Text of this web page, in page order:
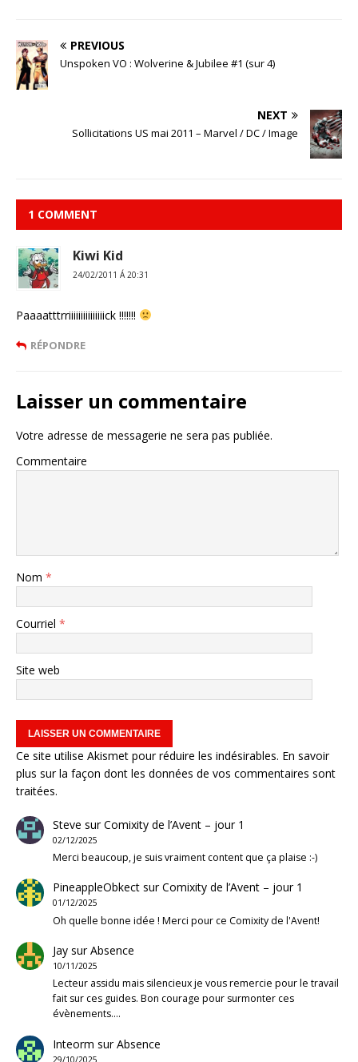
PREVIOUS
Unspoken VO : Wolverine & Jubilee #1 (sur 4)
NEXT
Sollicitations US mai 2011 – Marvel / DC / Image
1 COMMENT
Kiwi Kid
24/02/2011 Á 20:31
Paaaatttrriiiiiiiiiiiiiiick !!!!!!!
RÉPONDRE
Laisser un commentaire
Votre adresse de messagerie ne sera pas publiée.
Commentaire
Nom *
Courriel *
Site web
Ce site utilise Akismet pour réduire les indésirables. En savoir
plus sur la façon dont les données de vos commentaires sont
traitées.
Steve surComixity de l’Avent – jour 1
02/12/2025
Merci beaucoup, je suis vraiment content que ça plaise :-)
PineappleObkectsurComixity de l’Avent – jour 1
01/12/2025
Oh quelle bonne idée ! Merci pour ce Comixity de l'Avent!
JaysurAbsence
10/11/2025
Lecteur assidu mais silencieux je vous remercie pour le travail
fait sur ces guides. Bon courage pour surmonter ces
évènements.…
Inteorm surAbsence
29/10/2025